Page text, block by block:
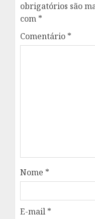
obrigatórios são
com *
Comentário *
Nome *
E-mail *